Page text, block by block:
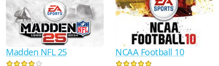
Madden NFL 25 NCAA Football 10